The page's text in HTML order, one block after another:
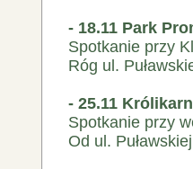
- 18.11 Park
Spotkanie przy
Róg ul.
- 25.11
Spotkanie przy
Od ul. Puławskiej